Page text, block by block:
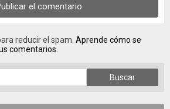
reducir el spam. Aprende cómo se
comentarios.